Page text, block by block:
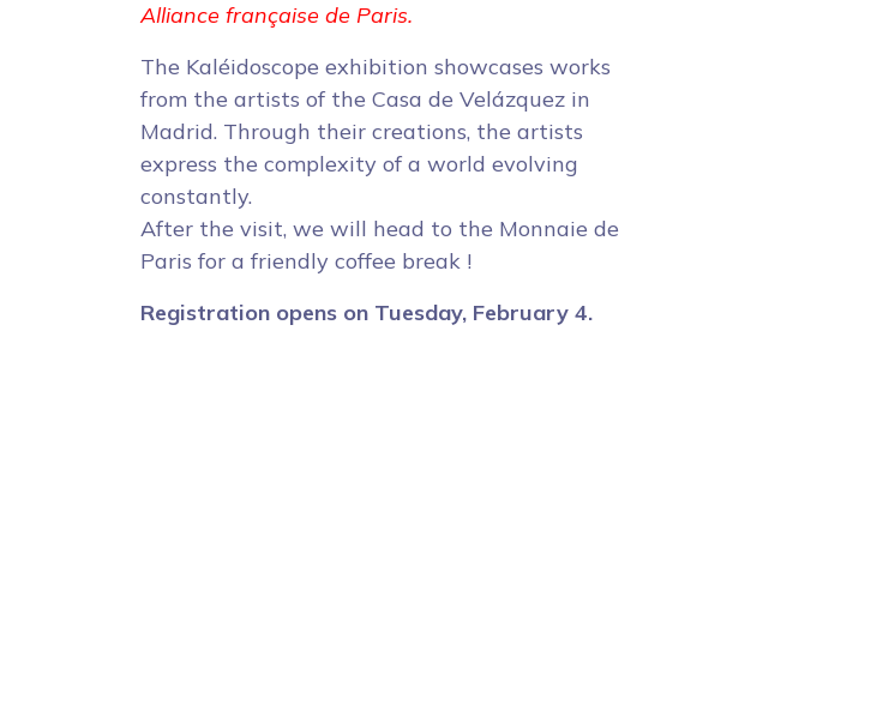
Alliance française de Paris.
The Kaléidoscope exhibition showcases works
from the artists of the Casa de Velázquez in
Madrid. Through their creations, the artists
express the complexity of a world evolving
constantly.
After the visit, we will head to the Monnaie de
Paris for a friendly coffee break !
Registration opens on Tuesday, February 4.